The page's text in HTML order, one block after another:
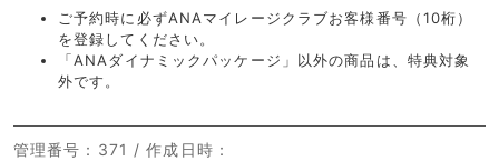
ご予約時に必ずANAマイレージクラブお客様番号（10桁）
を登録してください。
「ANAダイナミックパッケージ」以外の商品は、特典対象
外です。
管理番号 ：371 /作成日時 ：